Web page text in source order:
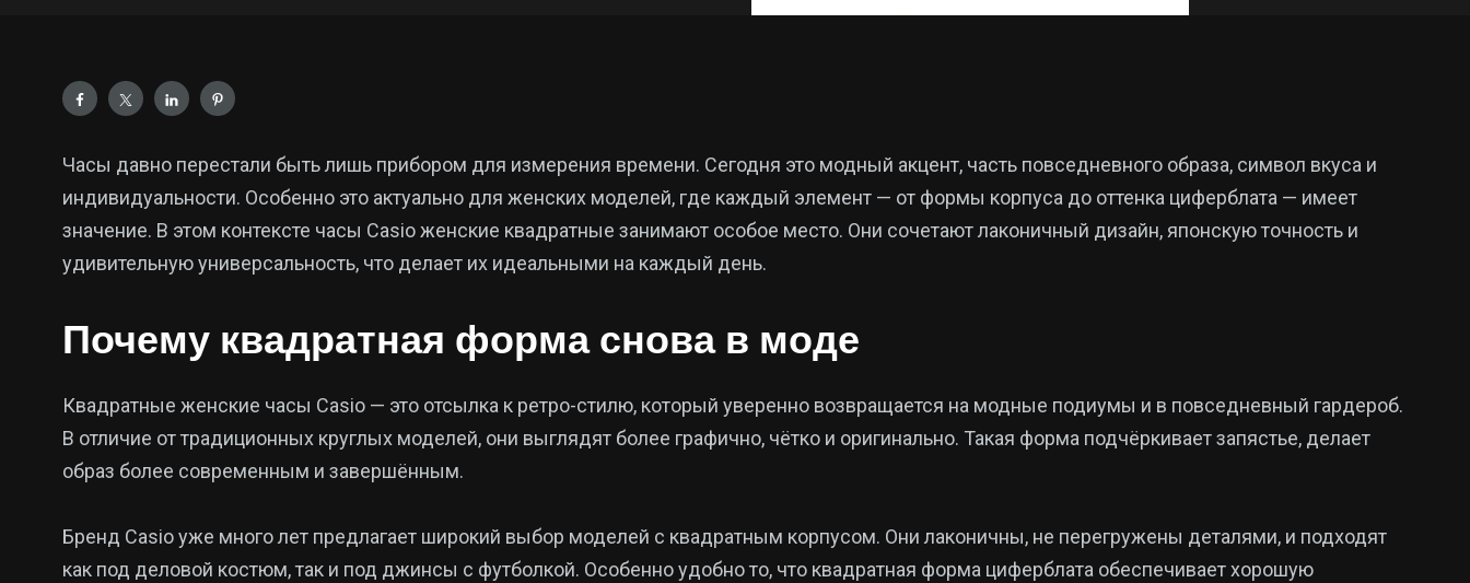
Часы давно перестали быть лишь прибором для измерения времени. Сегодня это модный акцент, часть повседневного образа, символ вкуса и
индивидуальности. Особенно это актуально для женских моделей, где каждый элемент — от формы корпуса до оттенка циферблата — имеет
значение. В этом контексте часы Casio женские квадратные занимают особое место. Они сочетают лаконичный дизайн, японскую точность и
удивительную универсальность, что делает их идеальными на каждый день.
Почему квадратная форма снова в моде
Квадратные женские часы Casio — это отсылка к ретро-стилю, который уверенно возвращается на модные подиумы и в повседневный гардероб.
В отличие от традиционных круглых моделей, они выглядят более графично, чётко и оригинально. Такая форма подчёркивает запястье, делает
образ более современным и завершённым.
Бренд Casio уже много лет предлагает широкий выбор моделей с квадратным корпусом. Они лаконичны, не перегружены деталями, и подходят
как под деловой костюм, так и под джинсы с футболкой. Особенно удобно то, что квадратная форма циферблата обеспечивает хорошую